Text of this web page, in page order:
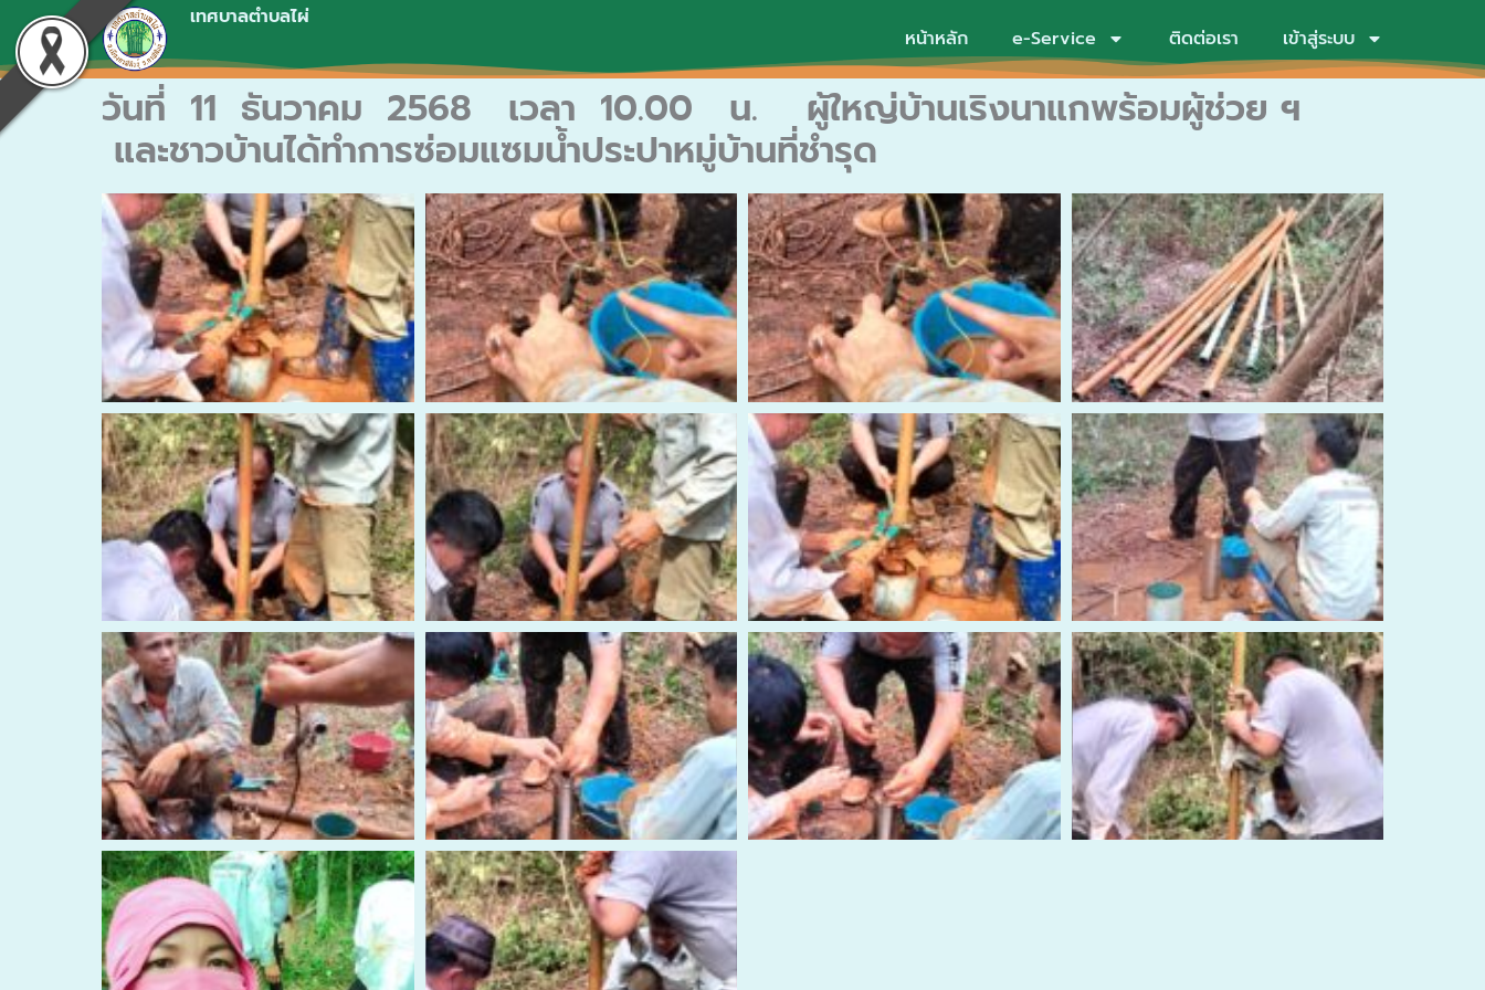
Skip
to
content
เทศบาลตำบลไผ่
หน้าหลัก
e-Service ติดต่อเรา เข้าสู่ระบบ
วันที่ 11 ธันวาคม 2568 เวลา 10.00 น. ผู้ใหญ่บ้านเริงนาแกพร้อมผู้ช่วย ฯ
และชาวบ้านได้ทำการซ่อมแซมน้ำประปาหมู่บ้านที่ชำรุด